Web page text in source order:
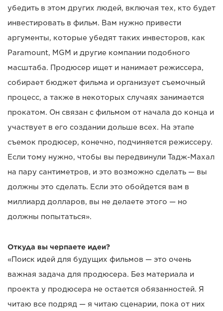
убедить в этом других людей, включая тех, кто будет
инвестировать в фильм. Вам нужно привести
аргументы, которые убедят таких инвесторов, как
Paramount, MGM и другие компании подобного
масштаба. Продюсер ищет и нанимает режиссера,
собирает бюджет фильма и организует съемочный
процесс, а также в некоторых случаях занимается
прокатом. Он связан с фильмом от начала до конца и
участвует в его создании дольше всех. На этапе
съемок продюсер, конечно, подчиняется режиссеру.
Если тому нужно, чтобы вы передвинули Тадж-Махал
на пару сантиметров, и это возможно сделать — вы
должны это сделать. Если это обойдется вам в
миллиард долларов, вы не делаете этого — но
должны попытаться».
Откуда вы черпаете идеи?
«Поиск идей для будущих фильмов — это очень
важная задача для продюсера. Без материала и
проекта у продюсера не остается обязанностей. Я
читаю все подряд — я читаю сценарии, пока от них